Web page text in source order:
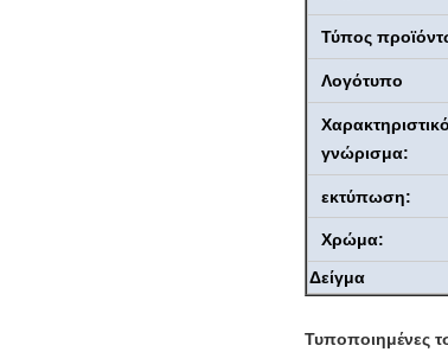
Τύπος
Λογότυπο
Χαρακτηριστικό
γνώρισμα:
εκτύπωση:
Χρώμα:
Δείγμα
Τυποποιημένες